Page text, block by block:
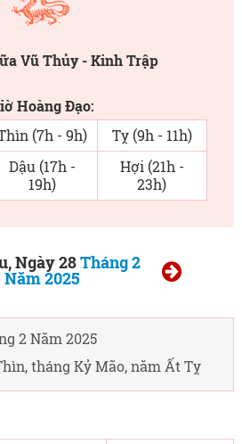
Vũ Thủy - Kinh Trập
Hoàng Đạo:
(7h - 9h)
Tỵ (9h - 11h)
Dậu (17h -
19h)
Hợi (21h -
23h)
Ngày 28Tháng 2
Năm 2025
2 Năm 2025
tháng Kỷ Mão, năm Ất Tỵ